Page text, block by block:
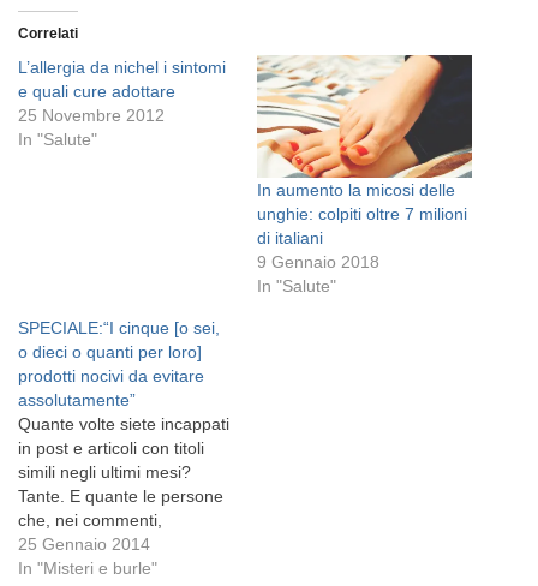
Correlati
L’allergia da nichel i sintomi
e quali cure adottare
25 Novembre 2012
In "Salute"
In aumento la micosi delle
unghie: colpiti oltre 7 milioni
di italiani
9 Gennaio 2018
In "Salute"
SPECIALE:“I cinque [o sei,
o dieci o quanti per loro]
prodotti nocivi da evitare
assolutamente”
Quante volte siete incappati
in post e articoli con titoli
simili negli ultimi mesi?
Tante. E quante le persone
che, nei commenti,
dichiarano di aver buttato
tutto ciò che avevano in
25 Gennaio 2014
In "Misteri e burle"